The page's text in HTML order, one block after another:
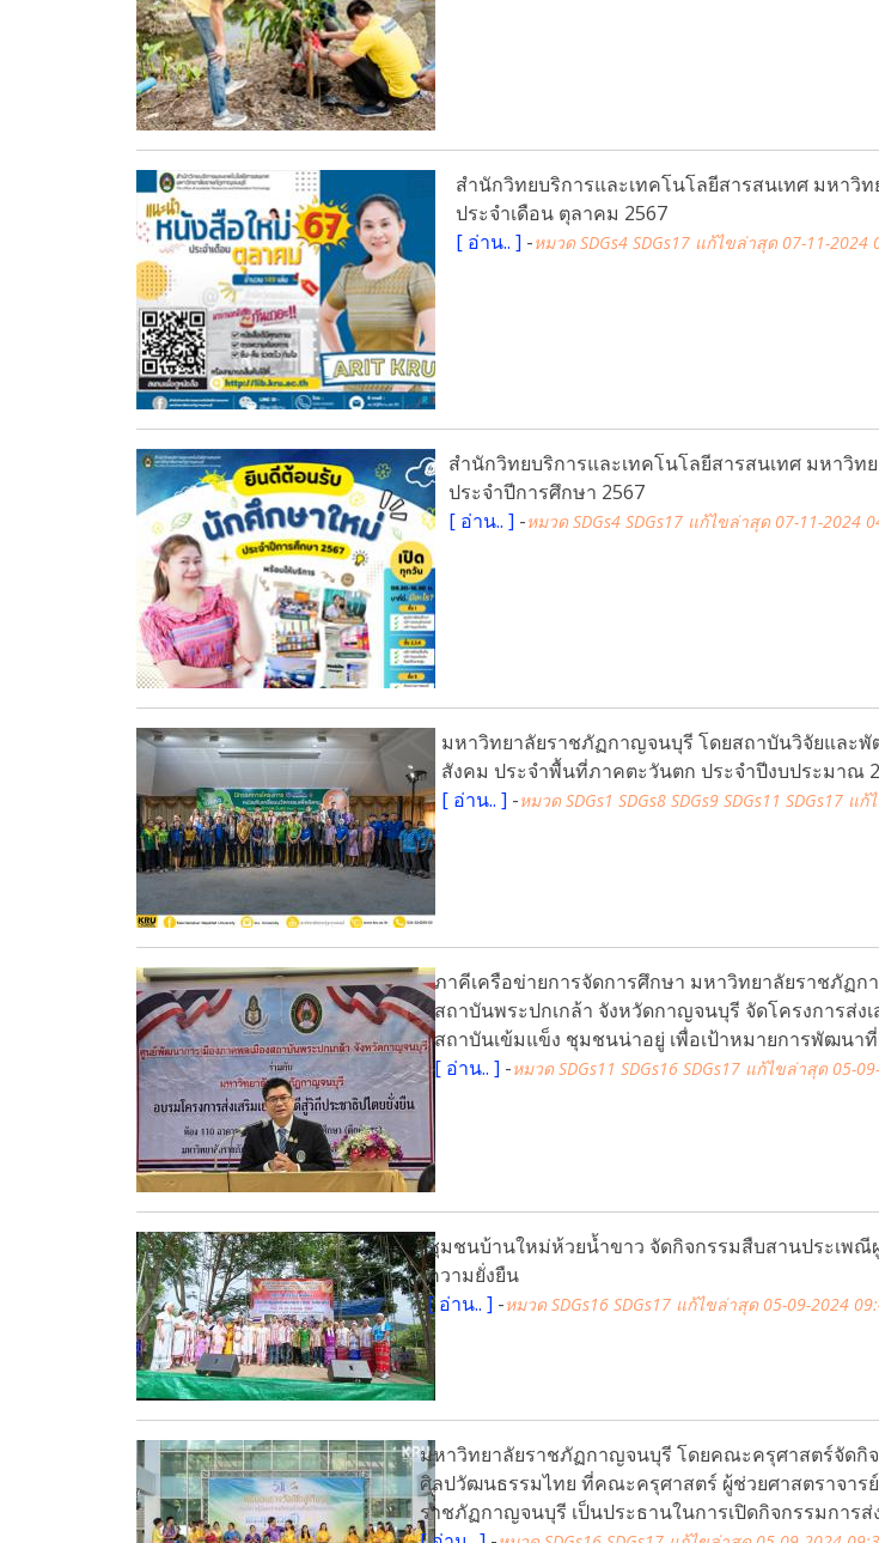
สำนักวิทยบริการและเทคโนโลยีสารสนเทศ มหา
ประจำเดือน ตุลาคม 2567
[ อ่าน.. ] -หมวด SDGs4 SDGs17 แก้ไขล่าสุด 07-11-2024
สำนักวิทยบริการและเทคโนโลยีสารสนเทศ มหาวิ
ประจำปีการศึกษา 2567
[ อ่าน.. ] -หมวด SDGs4 SDGs17 แก้ไขล่าสุด 07-11-2024
มหาวิทยาลัยราชภัฏกาญจนบุรี โดยสถาบันวิจัยและ
สังคม ประจำพื้นที่ภาคตะวันตก ประจำปีงบประมาณ
[ อ่าน.. ] -หมวด SDGs1 SDGs8 SDGs9 SDGs11 SDGs17 แก้
ภาคีเครือข่ายการจัดการศึกษา มหาวิทยาลัยราชภัฏ
สถาบันพระปกเกล้า จังหวัดกาญจนบุรี จัดโครงการส่ง
สถาบันเข้มแข็ง ชุมชนน่าอยู่ เพื่อเป้าหมายการพัฒนา
[ อ่าน.. ] -หมวด SDGs11 SDGs16 SDGs17 แก้ไขล่าสุด 05-
ชุมชนบ้านใหม่ห้วยน้ำขาว จัดกิจกรรมสืบสานประเพณี
ความยั่งยืน
[อ่าน.. ] -หมวด SDGs16 SDGs17 แก้ไขล่าสุด 05-09-2024
มหาวิทยาลัยราชภัฏกาญจนบุรี โดยคณะครุศาสตร์จัดกิ
ศิลปวัฒนธรรมไทย ที่คณะครุศาสตร์ ผู้ช่วยศาสตราจาร
ราชภัฏกาญจนบุรี เป็นประธานในการเปิดกิจกรรมการ